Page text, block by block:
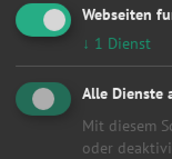
22.04.2018 11:06:47
18.04.2018 07:27:48
15.04.2018 15:42:17
05.04.2018 19:44:21
Webseiten
↓ 1 Dienst
Alle Dienste
Mit diesem
oder